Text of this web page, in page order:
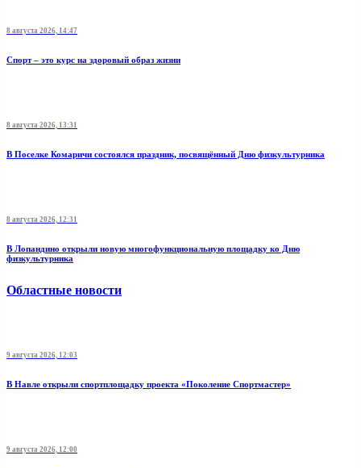
8 августа 2026, 14:47
Спорт – это курс на здоровый образ жизни
8 августа 2026, 13:31
В Поселке Комаричи состоялся праздник, посвящённый Дню физкультурника
8 августа 2026, 12:31
В Лопандино открыли новую многофункциональную площадку ко Дню
физкультурника
Областные новости
9 августа 2026, 12:03
В Навле открыли спортплощадку проекта «Поколение Спортмастер»
9 августа 2026, 12:00